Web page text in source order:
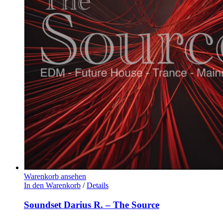
Warenkorb ansehen
In den Warenkorb / Details
Soundset Darius R. – The Source